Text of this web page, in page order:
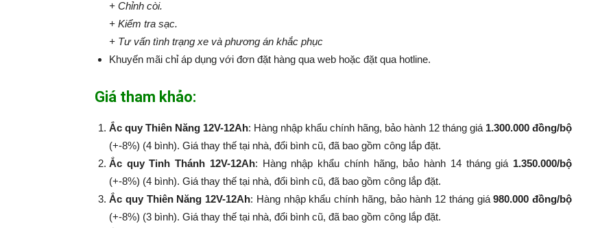
+ Chỉnh còi.
+ Kiểm tra sạc.
+ Tư vấn tình trạng xe và phương án khắc phục
Khuyến mãi chỉ áp dụng với đơn đặt hàng qua web hoặc đặt qua hotline.
Giá tham khảo:
Ắc quy Thiên Năng 12V-12Ah: Hàng nhập khẩu chính hãng, bảo hành 12 tháng giá 1.300.000 đồng/bộ
(+-8%) (4 bình). Giá thay thế tại nhà, đổi bình cũ, đã bao gồm công lắp đặt.
Ắc quy Tinh Thánh 12V-12Ah: Hàng nhập khẩu chính hãng, bảo hành 14 tháng giá 1.350.000/bộ
(+-8%​​​​​​​) (4 bình). Giá thay thế tại nhà, đổi bình cũ, đã bao gồm công lắp đặt.
Ắc quy Thiên Năng 12V-12Ah: Hàng nhập khẩu chính hãng, bảo hành 12 tháng giá980.000 đồng/bộ
(+-8%​​​​​​​) (3 bình). Giá thay thế tại nhà, đổi bình cũ, đã bao gồm công lắp đặt.